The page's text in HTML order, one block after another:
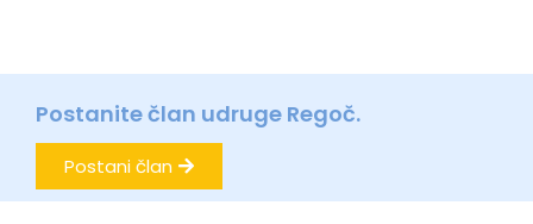
Postanite član udruge Regoč.
Postani član